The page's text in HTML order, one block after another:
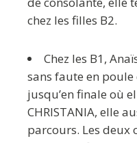
chez les filles B2.
Chez les B1,
sans faute en
jusqu’en finale où
CHRISTANIA, elle
parcours. Les deux